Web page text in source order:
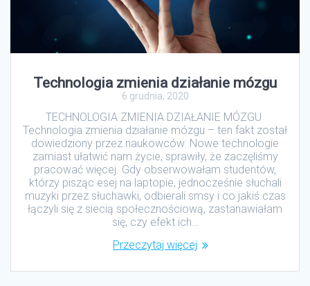
Technologia zmienia działanie mózgu
6 grudnia, 2020
TECHNOLOGIA ZMIENIA DZIAŁANIE MÓZGU
Technologia zmienia działanie mózgu – ten fakt został
dowiedziony przez naukowców. Nowe technologie
zamiast ułatwić nam życie, sprawiły, że zaczęliśmy
pracować więcej. Gdy obserwowałam studentów,
którzy pisząc esej na laptopie, jednocześnie słuchali
muzyki przez słuchawki, odbierali smsy i co jakiś czas
łączyli się z siecią społecznościową, zastanawiałam
się, czy efekt ich…
Przeczytaj więcej